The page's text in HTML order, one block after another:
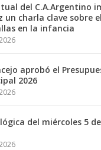
del C.A.Argentino
un charla clave sobre
en la infancia
aprobó el
2026
del miércoles 5